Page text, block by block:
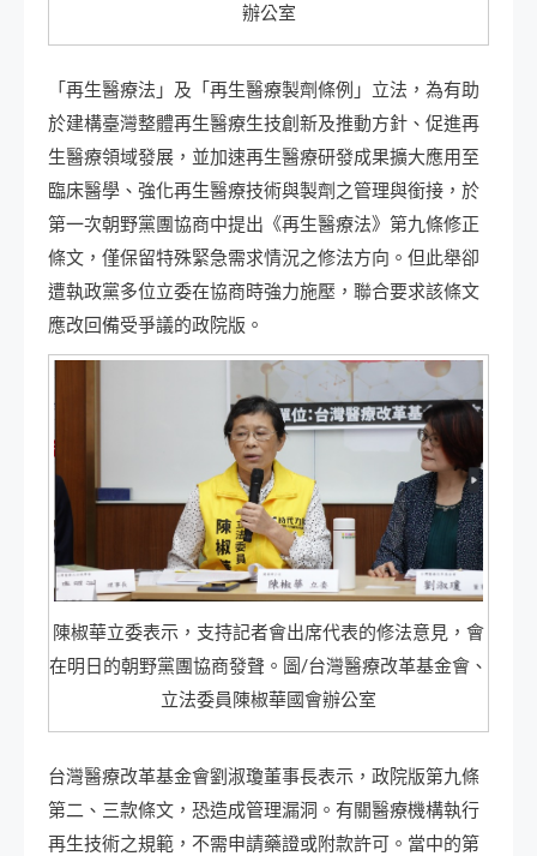
辦公室
「再生醫療法」及「再生醫療製劑條例」立法，為有助
於建構臺灣整體再生醫療生技創新及推動方針、促進再
生醫療領域發展，並加速再生醫療研發成果擴大應用至
臨床醫學、強化再生醫療技術與製劑之管理與銜接，於
第一次朝野黨團協商中提出《再生醫療法》第九條修正
條文，僅保留特殊緊急需求情況之修法方向。但此舉卻
遭執政黨多位立委在協商時強力施壓，聯合要求該條文
應改回備受爭議的政院版。
陳椒華立委表示，支持記者會出席代表的修法意見，會
在明日的朝野黨團協商發聲。圖/台灣醫療改革基金會、
立法委員陳椒華國會辦公室
台灣醫療改革基金會劉淑瓊董事長表示，政院版第九條
第二、三款條文，恐造成管理漏洞。有關醫療機構執行
再生技術之規範，不需申請藥證或附款許可。當中的第